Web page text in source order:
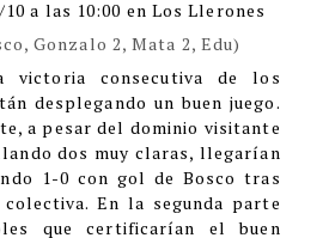
10 a las 10:00 en Los Llerones
Gonzalo 2, Mata 2, Edu)
victoria consecutiva de los
desplegando un buen juego.
a pesar del dominio visitante
dos muy claras, llegarían
1-0 con gol de Bosco tras
colectiva. En la segunda parte
que certificarían el buen